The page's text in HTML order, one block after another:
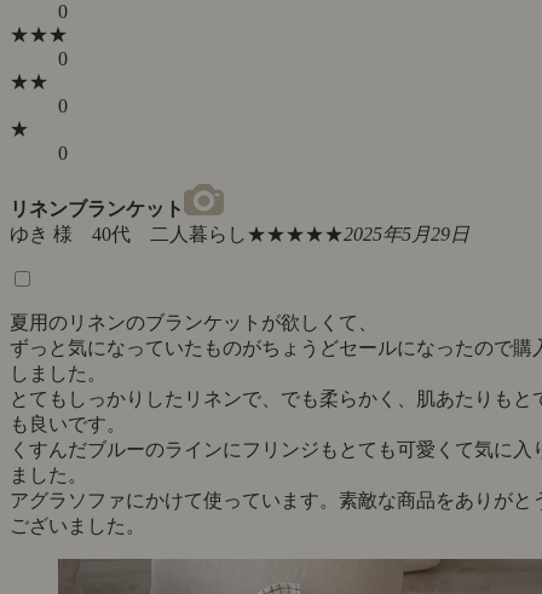
0
★★★
0
★★
0
★
0
リネンブランケット
ゆき 様 40代 二人暮らし★★★★★2025年5月29日
夏用のリネンのブランケットが欲しくて、
ずっと気になっていたものがちょうどセールになったので購
しました。
とてもしっかりしたリネンで、でも柔らかく、肌あたりもと
も良いです。
くすんだブルーのラインにフリンジもとても可愛くて気に入
ました。
アグラソファにかけて使っています。素敵な商品をありがと
ございました。